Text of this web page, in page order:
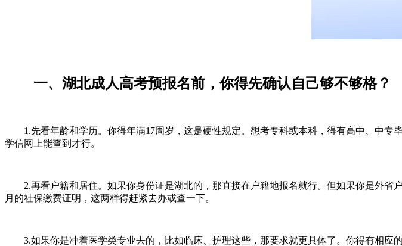
一、湖北成人高考预报名前，你得先确认自己够不够格？
1.先看年龄和学历。你得年满17周岁，这是硬性规定。想考专科或本科，得有高中、中专
学信网上能查到才行。
2.再看户籍和居住。如果你身份证是湖北的，那直接在户籍地报名就行。但如果你是外省
月的社保缴费证明，这两样得赶紧去办或查一下。
3.如果你是冲着医学类专业去的，比如临床、护理这些，那要求就更具体了。你得有相应